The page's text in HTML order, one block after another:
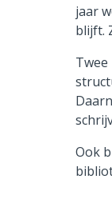
jaar
blijft.
Ook